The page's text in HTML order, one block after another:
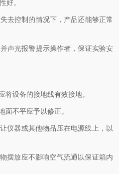
好。
去控制的情况下，产品还能够正常
声光报警提示操作者，保证实验安
将设备的接地线有效接地。
面不平应予以修正。
仪器或其他物品压在电源线上，以
摆放应不影响空气流通以保证箱内